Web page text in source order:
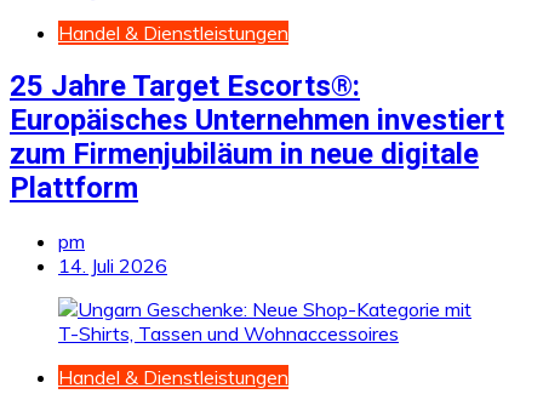
Handel & Dienstleistungen
25 Jahre Target Escorts®:
Europäisches Unternehmen investiert
zum Firmenjubiläum in neue digitale
Plattform
pm
14. Juli 2026
Handel & Dienstleistungen